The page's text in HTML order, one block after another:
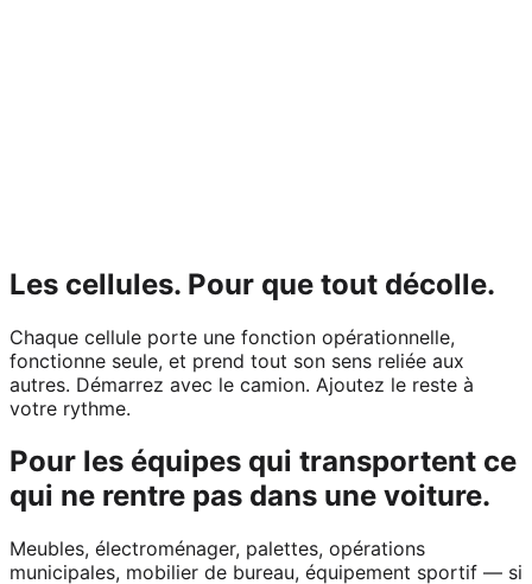
Les cellules. Pour que tout décolle.
Chaque cellule porte une fonction opérationnelle,
fonctionne seule, et prend tout son sens reliée aux
autres. Démarrez avec le camion. Ajoutez le reste à
votre rythme.
Pour les équipes qui transportent ce
qui ne rentre pas dans une voiture.
Meubles, électroménager, palettes, opérations
municipales, mobilier de bureau, équipement sportif — si